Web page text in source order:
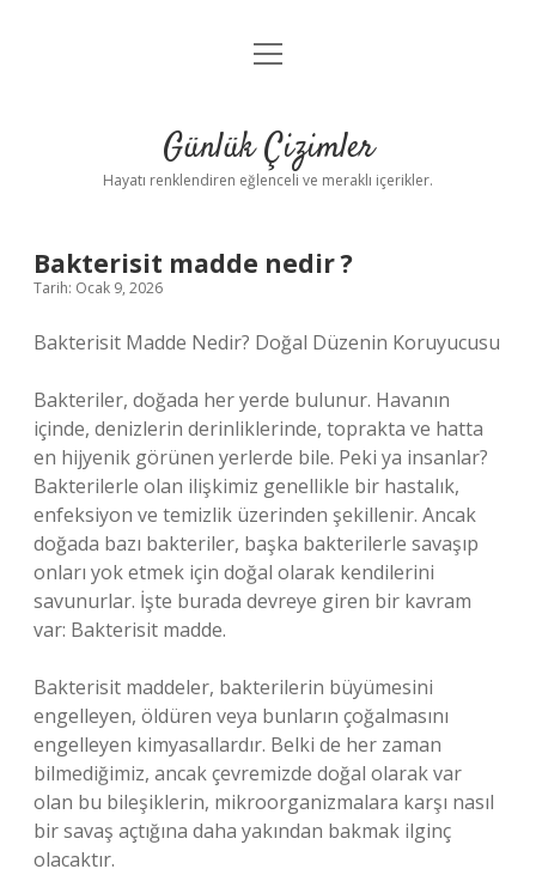
Anasayfa
Yasal Uyarı
menüyü
Günlük Çizimler
Hayatı renklendiren eğlenceli ve meraklı içerikler.
Bakterisit madde nedir ?
Tarih: Ocak 9, 2026
Bakterisit Madde Nedir? Doğal Düzenin Koruyucusu
Bakteriler, doğada her yerde bulunur. Havanın
içinde, denizlerin derinliklerinde, toprakta ve hatta
en hijyenik görünen yerlerde bile. Peki ya insanlar?
Bakterilerle olan ilişkimiz genellikle bir hastalık,
enfeksiyon ve temizlik üzerinden şekillenir. Ancak
doğada bazı bakteriler, başka bakterilerle savaşıp
onları yok etmek için doğal olarak kendilerini
savunurlar. İşte burada devreye giren bir kavram
var: Bakterisit madde.
Bakterisit maddeler, bakterilerin büyümesini
engelleyen, öldüren veya bunların çoğalmasını
engelleyen kimyasallardır. Belki de her zaman
bilmediğimiz, ancak çevremizde doğal olarak var
olan bu bileşiklerin, mikroorganizmalara karşı nasıl
bir savaş açtığına daha yakından bakmak ilginç
olacaktır.